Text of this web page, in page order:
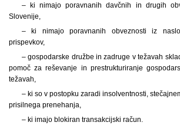
– ki nimajo poravnanih davčnih in drugih
Slovenije,
– ki nimajo poravnanih obveznosti iz
prispevkov,
– gospodarske družbe in zadruge v težavah
pomoč za reševanje in prestrukturiranje
težavah,
– ki so v postopku zaradi insolventnosti,
prisilnega prenehanja,
– ki imajo blokiran transakcijski račun.